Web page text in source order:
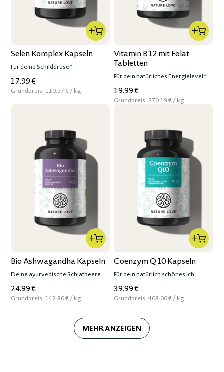
Selen Komplex Kapseln
Für deine Schilddrüse*
17.99 €
Grundpreis: 110.37 €/per
kg
Vitamin B12 mit Folat
Tabletten
Für dein natürliches Energielevel*
19.99 €
Grundpreis: 370.19 €/per
kg
Bio Ashwagandha Kapseln
Deine ayurvedische Schlafbeere
24.99 €
Grundpreis: 142.80 €/per
kg
Coenzym Q10 Kapseln
Für dein natürlich schönes Ich
39.99 €
Grundpreis: 408.06 €/per
kg
MEHR ANZEIGEN